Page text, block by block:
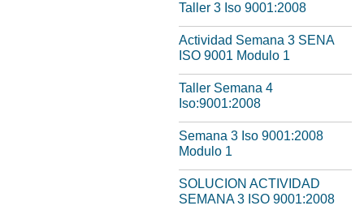
Taller 3 Iso 9001:2008
Actividad Semana 3 SENA
ISO 9001 Modulo 1
Taller Semana 4
Iso:9001:2008
Semana 3 Iso 9001:2008
Modulo 1
SOLUCION ACTIVIDAD
SEMANA 3 ISO 9001:2008